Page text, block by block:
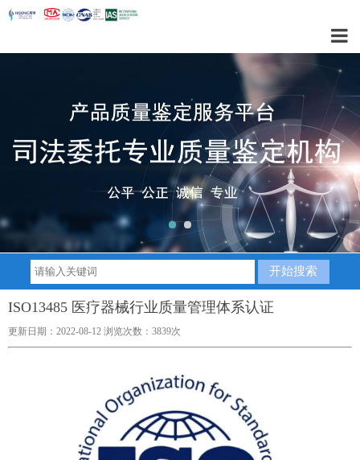
ISO13485 医疗器械行业质量管理体系认证
更新日期：2022-08-12 浏览次数：3839次